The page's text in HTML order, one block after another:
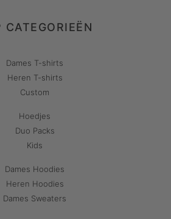
CATEGORIEËN
Dames T-shirts
Heren T-shirts
Custom
Hoedjes
Duo Packs
Kids
Dames Hoodies
Heren Hoodies
Dames Sweaters